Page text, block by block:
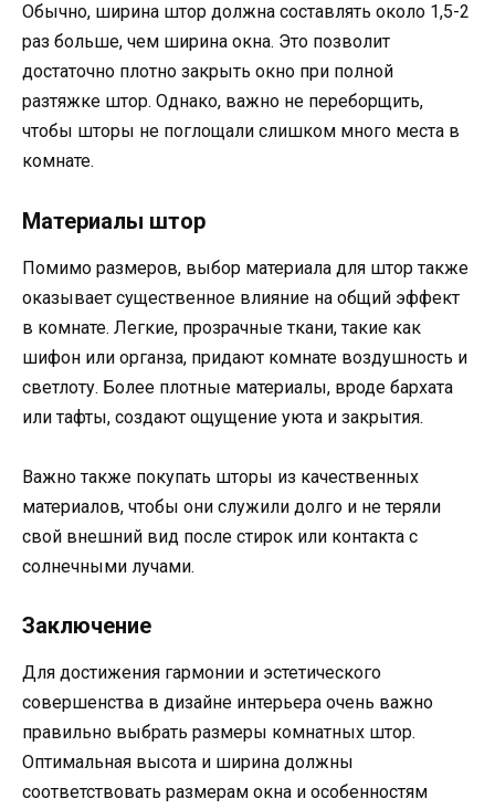
Обычно, ширина штор должна составлять около 1,5-2
раз больше, чем ширина окна. Это позволит
достаточно плотно закрыть окно при полной
разтяжке штор. Однако, важно не переборщить,
чтобы шторы не поглощали слишком много места в
комнате.
Материалы штор
Помимо размеров, выбор материала для штор также
оказывает существенное влияние на общий эффект
в комнате. Легкие, прозрачные ткани, такие как
шифон или органза, придают комнате воздушность и
светлоту. Более плотные материалы, вроде бархата
или тафты, создают ощущение уюта и закрытия.
Важно также покупать шторы из качественных
материалов, чтобы они служили долго и не теряли
свой внешний вид после стирок или контакта с
солнечными лучами.
Заключение
Для достижения гармонии и эстетического
совершенства в дизайне интерьера очень важно
правильно выбрать размеры комнатных штор.
Оптимальная высота и ширина должны
соответствовать размерам окна и особенностям